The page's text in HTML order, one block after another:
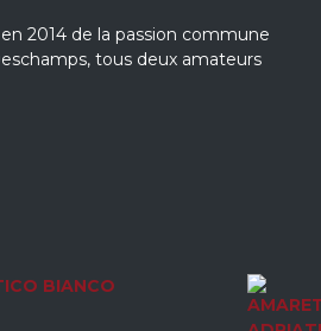
2014 de la passion commune
tous deux amateurs
BIANCO